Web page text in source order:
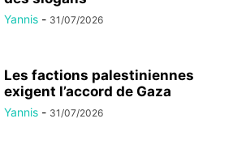
Yannis - 31/07/2026
Les factions palestiniennes
exigent l’accord de Gaza
Yannis - 31/07/2026